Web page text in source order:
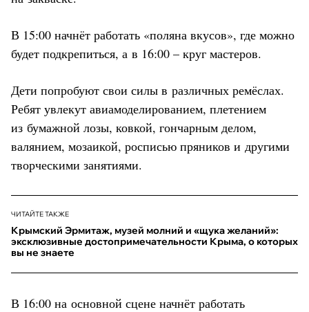
В 15:00 начнёт работать «поляна вкусов», где можно
будет подкрепиться, а в 16:00 – круг мастеров.
Дети попробуют свои силы в различных ремёслах.
Ребят увлекут авиамоделированием, плетением
из бумажной лозы, ковкой, гончарным делом,
валянием, мозаикой, росписью пряников и другими
творческими занятиями.
ЧИТАЙТЕ ТАКЖЕ
Крымский Эрмитаж, музей молний и «щука желаний»:
эксклюзивные достопримечательности Крыма, о которых
вы не знаете
В 16:00 на основной сцене начнёт работать